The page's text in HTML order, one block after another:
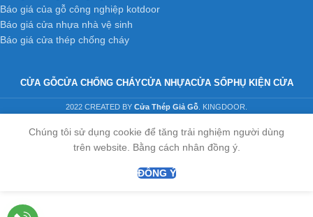
Báo giá của gỗ công nghiệp kotdoor
Báo giá cửa nhựa nhà vệ sinh
Báo giá cửa thép chống cháy
CỬA GỖCỬA CHỐNG CHÁYCỬA NHỰACỬA SỔPHỤ KIỆN CỬA
2022 CREATED BY Cửa Thép Giả Gỗ . KINGDOOR.
Chúng tôi sử dụng cookie để tăng trải nghiệm người dùng
trên website. Bằng cách nhân đồng ý.
ĐỒNG Ý